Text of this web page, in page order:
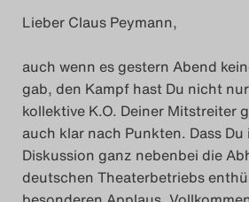
Das
2018
Das
2018
Lieber Claus Peymann,
auch wenn es gestern Abend
gab, den Kampf hast Du nicht
kollektive K.O. Deiner Mitstreiter
auch klar nach Punkten. Dass
Diskussion ganz nebenbei die
deutschen Theaterbetriebs